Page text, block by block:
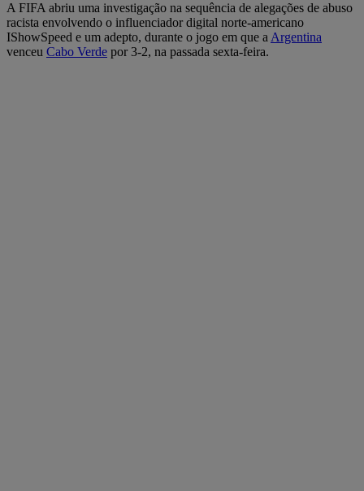
A FIFA abriu uma investigação na sequência de alegações de abuso
racista envolvendo o influenciador digital norte-americano
IShowSpeed e um adepto, durante o jogo em que a Argentina
venceu Cabo Verde por 3-2, na passada sexta-feira.